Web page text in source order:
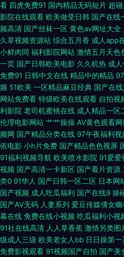
频 wwwwww欧美 超碰碰免费人妻 国产操
淫好 男女曰逼 青青综合操网 日韩色色网
海角91 91性爰视频 超碰人人操人人摸 国
说网 91超碰天堂 91做爱视频 a片传媒 超
黄 日韩e级免费 五月婷婷社区 亚洲有码av
欧美十八 日本色色影院天 日日夜夜看毛片
色网 欧美色色欧美 日本欧美视频 亚洲淫
超碰在线超碰 国产剧情三区 狼友av影院
熟女 在线观看色 99人人干人人干 国产10
产片区 三级AV免费 亚洲AV中文网 91大神
产免费日逼视频 久久超碰久久超碰 欧美色
看 四虎免费91 国内精品无码短片 超
影院在线观看 欧美做受日韩 国产在线
频高清 国产丝袜一区 黄色av网址大全
久草视频资源站 综合五月香 成人app
小鲜肉同 福利影院网站 激情五月天色
一页 国产日韩欧美电影 久久机热 成
免费91 日韩中文在线 精品中的精品
频 51欧美 一区精品麻豆经典 国产在
网站免费看 特级欧美在线观看 自拍视
利影院 老司机蜜桃在线 成人精品一区
伦理电影网站 艹艹操操 AV黄色观看
频网 国产精品分类在线 97午夜福利视
依电影 小h片免费 国产精品色色视屏
91福利视频导航 欧美喷水影院 91爱爱
视频 国产高清一卡新区 国产看片资源
类0 91华人 国产日韩一区二区 日本网
国产视频 成人吃瓜福利 国产在线9 操
国产AV无码 人妻系列 爱豆传媒倩女
幕在线 免费在线小视频 吃瓜福利小视
91社在线高清 人人草香蕉 激情另类图
级成人三级 欧美老女人bb 日日操第一
免费影视观看 91视频国产自拍 国产美